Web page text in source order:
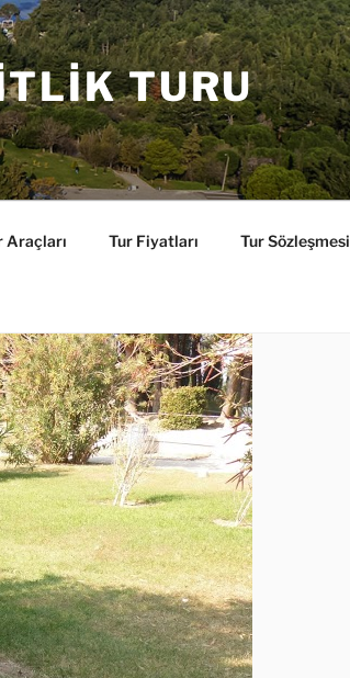
TURU
Araçları Tur Fiyatları Tur Sözleşmesi